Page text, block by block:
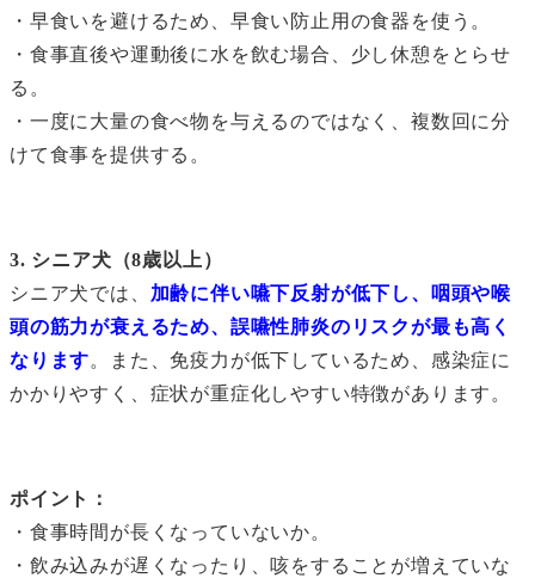
・早食いを避けるため、早食い防止用の食器を使う。
・食事直後や運動後に水を飲む場合、少し休憩をとらせ
る。
・一度に大量の食べ物を与えるのではなく、複数回に分
けて食事を提供する。
3. シニア犬（8歳以上）
シニア犬では、 加齢に伴い嚥下反射が低下し、咽頭や喉
頭の筋力が衰えるため、誤嚥性肺炎のリスクが最も高く
なります。また、免疫力が低下しているため、感染症に
かかりやすく、症状が重症化しやすい特徴があります。
ポイント：
・食事時間が長くなっていないか。
・飲み込みが遅くなったり、咳をすることが増えていな